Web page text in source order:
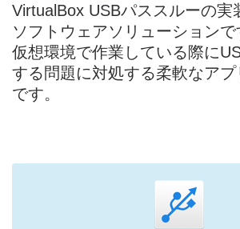
VirtualBox USBパススルーの実
ソフトウェアソリューションで
仮想環境で作業している際に
する問題に対処する柔軟なア
です。